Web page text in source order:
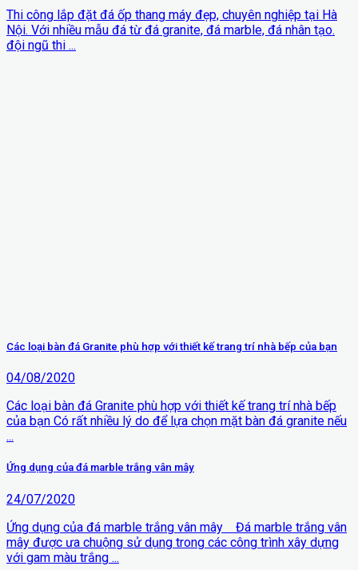
Thi công lắp đặt đá ốp thang máy đẹp, chuyên nghiệp tại Hà
Nội. Với nhiều mẫu đá từ đá granite, đá marble, đá nhân tạo.
đội ngũ thi ...
Các loại bàn đá Granite phù hợp với thiết kế trang trí nhà bếp của bạn
04/08/2020
Các loại bàn đá Granite phù hợp với thiết kế trang trí nhà bếp
của bạn Có rất nhiều lý do để lựa chọn mặt bàn đá granite nếu
...
Ứng dụng của đá marble trắng vân mây
24/07/2020
Ứng dụng của đá marble trắng vân mây Đá marble trắng vân
mây được ưa chuộng sử dụng trong các công trình xây dựng
với gam màu trắng ...